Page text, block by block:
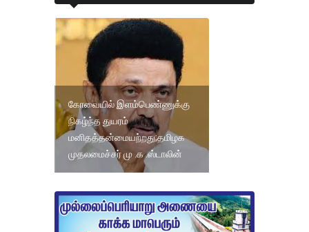
கோவையில் இளம்பெண்ணுக்கு
நிகழ்ந்த துயரம்
மனிதத்தன்மையற்றது;தமிழக
முதலமைச்சர் மு .க .ஸ்டாலின்